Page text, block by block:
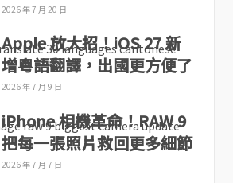
2026 年 7 月 20 日
Apple 放大招！iOS 27 新
增粵語翻譯，出國更方便了
2026 年 7 月 9 日
iPhone 相機革命！RAW 9
把每一張照片救回更多細節
2026 年 7 月 7 日